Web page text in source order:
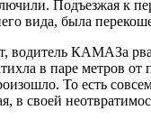
Подъезжая к
вида, была
КАМАЗа
в паре метров
То есть
в своей